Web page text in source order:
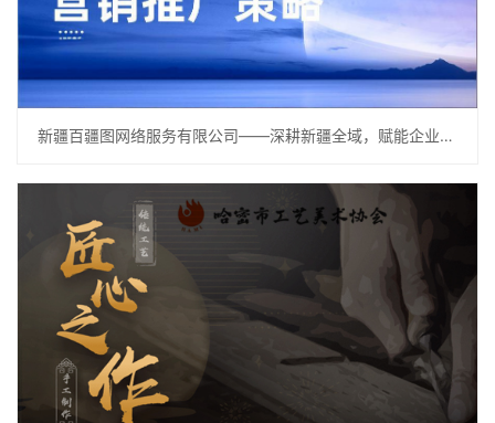
新疆百疆图网络服务有限公司——深耕新疆全域，赋能企业数字化转型